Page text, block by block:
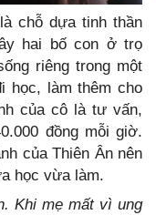
chỗ dựa tinh thần
hai bố con ở trọ
riêng trong một
học, làm thêm cho
của cô là tư vấn,
đồng mỗi giờ.
của Thiên Ân nên
học vừa làm.
Khi mẹ mất vì ung